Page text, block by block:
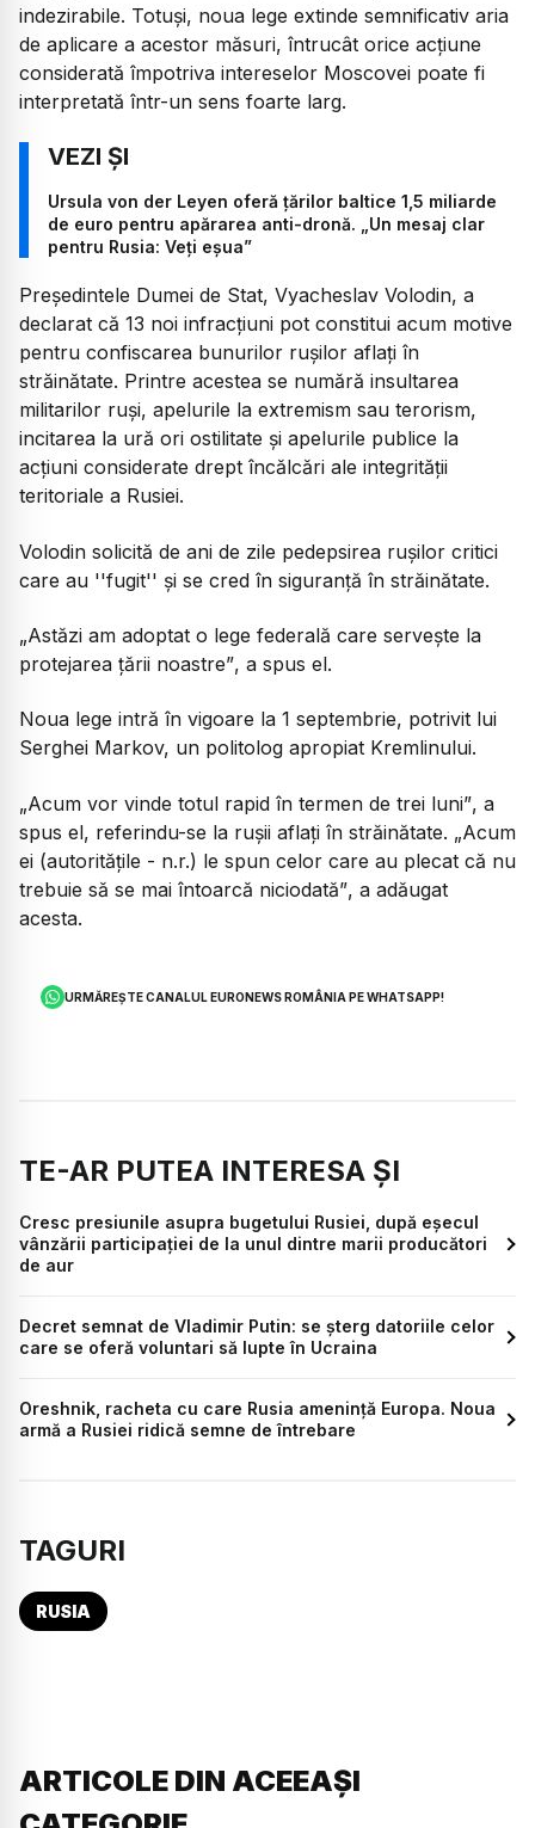
indezirabile. Totuși, noua lege extinde semnificativ aria
de aplicare a acestor măsuri, întrucât orice acțiune
considerată împotriva intereselor Moscovei poate fi
interpretată într-un sens foarte larg.
Ursula von der Leyen oferă țărilor baltice 1,5 miliarde
de euro pentru apărarea anti-dronă. „Un mesaj clar
pentru Rusia: Veți eșua”
Președintele Dumei de Stat, Vyacheslav Volodin, a
declarat că 13 noi infracțiuni pot constitui acum motive
pentru confiscarea bunurilor rușilor aflați în
străinătate. Printre acestea se numără insultarea
militarilor ruși, apelurile la extremism sau terorism,
incitarea la ură ori ostilitate și apelurile publice la
acțiuni considerate drept încălcări ale integrității
teritoriale a Rusiei.
Volodin solicită de ani de zile pedepsirea rușilor critici
care au ''fugit'' și se cred în siguranță în străinătate.
„Astăzi am adoptat o lege federală care servește la
protejarea țării noastre”, a spus el.
Noua lege intră în vigoare la 1 septembrie, potrivit lui
Serghei Markov, un politolog apropiat Kremlinului.
„Acum vor vinde totul rapid în termen de trei luni”, a
spus el, referindu-se la rușii aflați în străinătate. „Acum
ei (autoritățile - n.r.) le spun celor care au plecat că nu
trebuie să se mai întoarcă niciodată”, a adăugat
acesta.
URMĂREȘTE CANALUL EURONEWS ROMÂNIA PE WHATSAPP!
TE-AR PUTEA INTERESA ȘI
Cresc presiunile asupra bugetului Rusiei, după eșecul
vânzării participației de la unul dintre marii producători
de aur
Decret semnat de Vladimir Putin: se șterg datoriile celor
care se oferă voluntari să lupte în Ucraina
Oreshnik, racheta cu care Rusia amenință Europa. Noua
armă a Rusiei ridică semne de întrebare
TAGURI
RUSIA
ARTICOLE DIN ACEEAȘI